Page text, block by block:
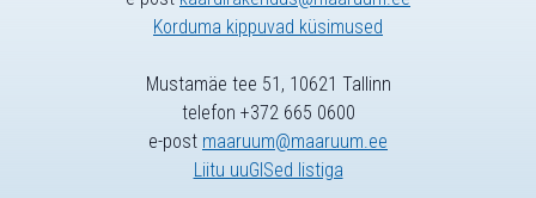
Korduma kippuvad küsimused
Mustamäe tee 51, 10621 Tallinn
telefon +372 665 0600
e-post maaruum@maaruum.ee
Liitu uuGISed listiga